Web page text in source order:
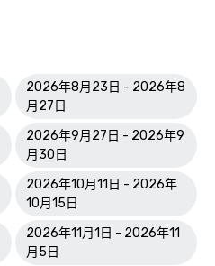
2026年8月23日 - 2026年8
月27日
2026年9月27日 - 2026年9
月30日
2026年10月11日 - 2026年
10月15日
2026年11月1日 - 2026年11
月5日